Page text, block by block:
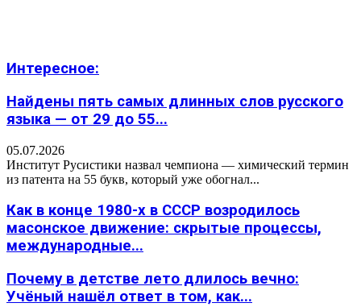
Интересное:
Найдены пять самых длинных слов русского
языка — от 29 до 55...
05.07.2026
Институт Русистики назвал чемпиона — химический термин
из патента на 55 букв, который уже обогнал...
Как в конце 1980-х в СССР возродилось
масонское движение: скрытые процессы,
международные...
Почему в детстве лето длилось вечно:
Учёный нашёл ответ в том, как...